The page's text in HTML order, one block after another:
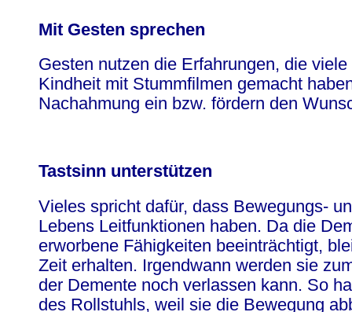
Mit Gesten sprechen
Gesten nutzen die Erfahrungen, die
Kindheit mit Stummfilmen gemacht
Nachahmung ein bzw. fördern den
Tastsinn unterstützen
Vieles spricht dafür, dass Bewegungs-
Lebens Leitfunktionen haben. Da die
erworbene Fähigkeiten beeinträchtigt,
Zeit erhalten. Irgendwann werden sie
der Demente noch verlassen kann. So
des Rollstuhls, weil sie die Bewegung